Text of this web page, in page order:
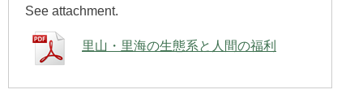
See attachment.
里山・里海の生態系と人間の福利